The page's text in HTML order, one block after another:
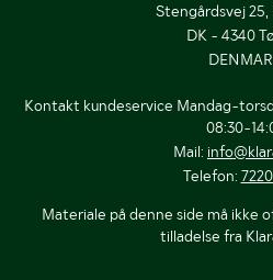
Stengårdsvej 25,
DK - 4340
Kontakt kundeservice Mandag-
08:30-
Mail:
Telefon:
Materiale på denne side må ikke
tilladelse fra